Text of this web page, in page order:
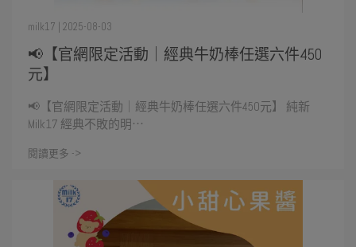
📢【官網限定活動｜經典牛奶棒任選六件450
元】
milk17 | 2025-08-03
📢【官網限定活動｜經典牛奶棒任選六件450元】 純新
Milk17 經典不敗的明⋯
閱讀更多 ->